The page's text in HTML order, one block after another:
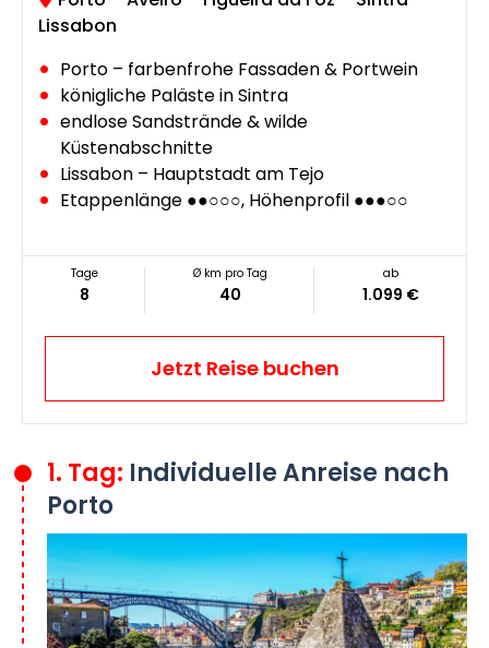
Lissabon
Porto – farbenfrohe Fassaden & Portwein
königliche Paläste in Sintra
endlose Sandstrände & wilde
Küstenabschnitte
Lissabon – Hauptstadt am Tejo
Etappenlänge ●●○○○, Höhenprofil ●●●○○
Tage
8
Ø km pro Tag
40
ab
1.099 €
Jetzt Reise buchen
1. Tag: Individuelle Anreise nach
Porto